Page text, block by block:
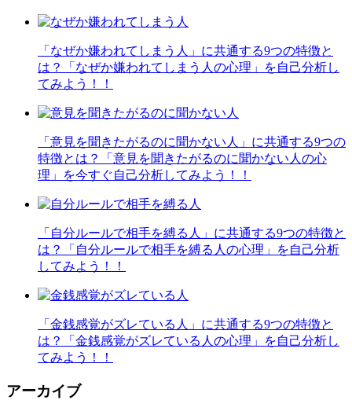
「なぜか嫌われてしまう人」に共通する9つの特徴と
は？「なぜか嫌われてしまう人の心理」を自己分析し
てみよう！！
「意見を聞きたがるのに聞かない人」に共通する9つの
特徴とは？「意見を聞きたがるのに聞かない人の心
理」を今すぐ自己分析してみよう！！
「自分ルールで相手を縛る人」に共通する9つの特徴と
は？「自分ルールで相手を縛る人の心理」を自己分析
してみよう！！
「金銭感覚がズレている人」に共通する9つの特徴と
は？「金銭感覚がズレている人の心理」を自己分析し
てみよう！！
アーカイブ